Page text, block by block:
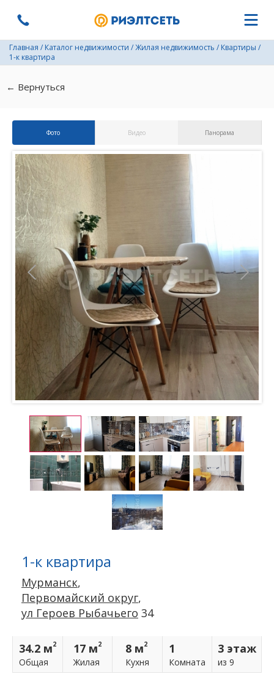
Главная / Каталог недвижимости /Жилая недвижимость / Квартиры /
1-к квартира
← Вернуться
Фото Видео Панорама
1-к квартира
Мурманск,
Первомайский округ,
ул Героев Рыбачьего 34
34.2 м2
Общая
17 м2
Жилая
8 м2
Кухня
1
Комнатa
3 этаж
из 9